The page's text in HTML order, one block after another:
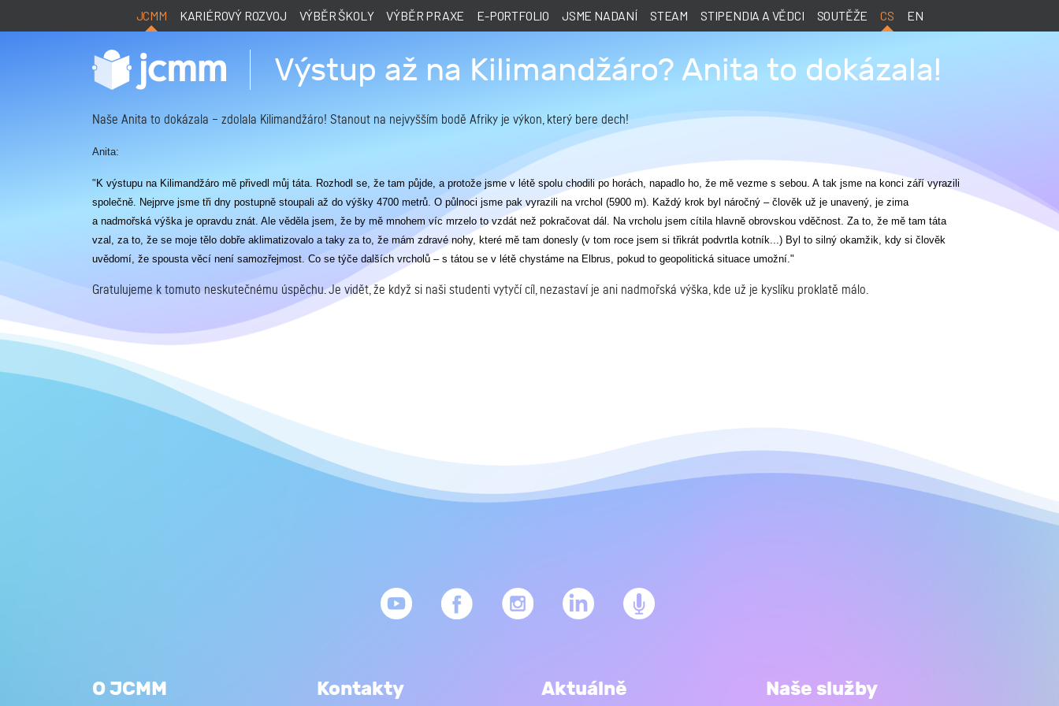
JCMM KARIÉROVÝ ROZVOJ VÝBĚR ŠKOLY VÝBĚR PRAXE E-PORTFOLIO JSME NADANÍ STEAM STIPENDIA A VĚDCI SOUTĚŽE CS EN
Výstup až na Kilimandžáro? Anita to dokázala!
Naše Anita to dokázala – zdolala Kilimandžáro! Stanout na nejvyšším bodě Afriky je výkon, který bere dech!
Anita:
" K výstupu na Kilimandžáro mě přivedl můj táta. Rozhodl se, že tam půjde, a protože jsme v létě spolu chodili po horách, napadlo ho, že mě vezme s sebou. A tak jsme na konci září vyrazili
společně. Nejprve jsme tři dny postupně stoupali až do výšky 4700 metrů. O půlnoci jsme pak vyrazili na vrchol (5900 m). Každý krok byl náročný – člověk už je unavený, je zima
a nadmořská výška je opravdu znát. Ale věděla jsem, že by mě mnohem víc mrzelo to vzdát než pokračovat dál. Na vrcholu jsem cítila hlavně obrovskou vděčnost. Za to, že mě tam táta
vzal, za to, že se moje tělo dobře aklimatizovalo a taky za to, že mám zdravé nohy, které mě tam donesly (v tom roce jsem si třikrát podvrtla kotník...) Byl to silný okamžik, kdy si člověk
uvědomí, že spousta věcí není samozřejmost. Co se týče dalších vrcholů – s tátou se v létě chystáme na Elbrus, pokud to geopolitická situace umožní."
Gratulujeme k tomuto neskutečnému úspěchu. Je vidět, že když si naši studenti vytyčí cíl, nezastaví je ani nadmořská výška, kde už je kyslíku proklatě málo.
O JCMM Kontakty Aktuálně Naše služby